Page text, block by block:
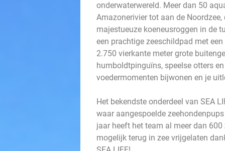
onderwaterwereld. Meer dan 50
Amazonerivier tot aan de Noordzee,
majestueuze koeneusroggen in de
een prachtige zeeschildpad met
2.750 vierkante meter grote
humboldtpinguïns, speelse otters
voedermomenten bijwonen en je
Het bekendste onderdeel van SEA
waar aangespoelde
jaar heeft het team al meer dan
mogelijk terug in zee vrijgelaten